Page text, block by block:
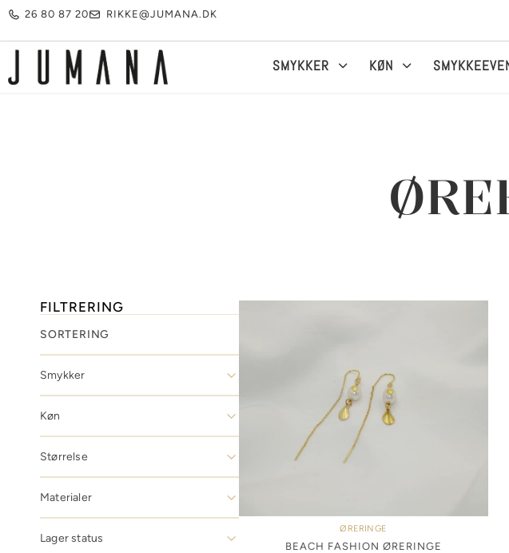
26 80 87 20 RIKKE@JUMANA.DK
SMYKKER KØN
Your cart is empty.
Køb for 500,00 kr.
FILTRERING
Smykker
Køn
Størrelse
Materialer
Lager status
ØRERINGE
BEACH FASHION ØRERINGE